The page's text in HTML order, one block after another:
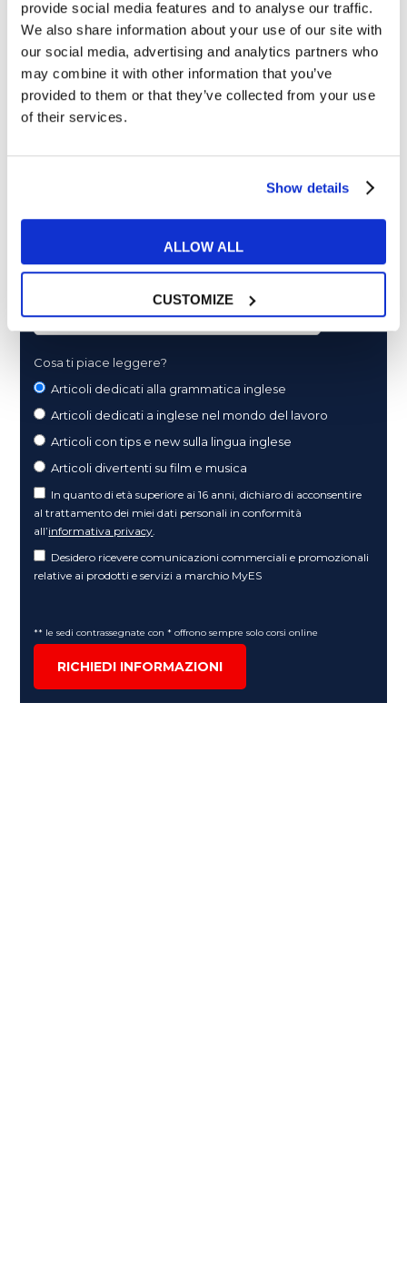
provide social media features and to analyse our traffic.
We also share information about your use of our site with
our social media, advertising and analytics partners who
may combine it with other information that you’ve
provided to them or that they’ve collected from your use
of their services.
Show details
ALLOW ALL
CUSTOMIZE
ultime news - consigli - promozioni esclusive per te.
Cosa ti piace leggere?
Articoli dedicati alla grammatica inglese
Articoli dedicati a inglese nel mondo del lavoro
Articoli con tips e new sulla lingua inglese
Articoli divertenti su film e musica
In quanto di età superiore ai 16 anni, dichiaro di acconsentire
al trattamento dei miei dati personali in conformità
all’informativa privacy.
Desidero ricevere comunicazioni commerciali e promozionali
relative ai prodotti e servizi a marchio MyES
** le sedi contrassegnate con * offrono sempre solo corsi online
RICHIEDI INFORMAZIONI